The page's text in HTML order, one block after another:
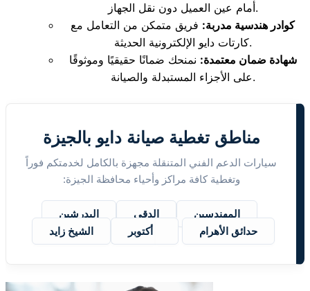
أمام عين العميل دون نقل الجهاز.
كوادر هندسية مدربة: فريق متمكن من التعامل مع
كارتات دايو الإلكترونية الحديثة.
شهادة ضمان معتمدة: نمنحك ضمانًا حقيقيًا وموثوقًا
على الأجزاء المستبدلة والصيانة.
مناطق تغطية صيانة دايو بالجيزة
سيارات الدعم الفني المتنقلة مجهزة بالكامل لخدمتكم فوراً
وتغطية كافة مراكز وأحياء محافظة الجيزة:
المهندسين الدقي
البدرشين
حدائق الأهرام
الشيخ زايد